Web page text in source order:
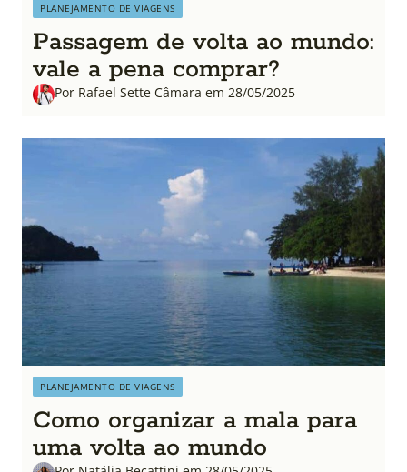
PLANEJAMENTO DE VIAGENS
Passagem de volta ao mundo:
vale a pena comprar?
Por Rafael Sette Câmara em 28/05/2025
PLANEJAMENTO DE VIAGENS
Como organizar a mala para
uma volta ao mundo